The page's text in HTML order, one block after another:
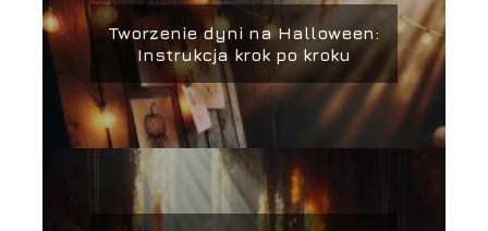
Tworzenie dyni na Halloween:
Instrukcja krok po kroku